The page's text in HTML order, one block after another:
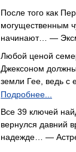
После того как
могущественным
начинают… —
Любой ценой
Джексоном
земли Гее, ведь
Подробнее...
Все 39 ключей
вернулся давний
надежде… —